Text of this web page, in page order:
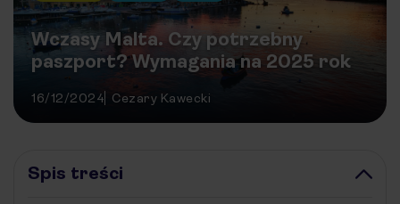
Wczasy Malta. Czy potrzebny
paszport? Wymagania na 2025 rok
16/12/2024 Cezary Kawecki
Spis treści